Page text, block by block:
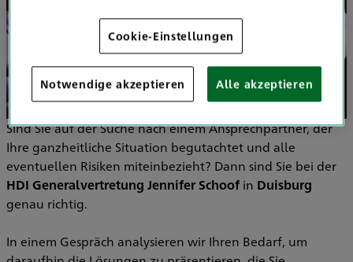
Sind Sie auf der Suche nach einem Ansprechpartner, der
Ihre ganzheitliche Situation begutachtet und alle
eventuellen Risiken miteinbezieht? Dann sind Sie bei der
HDI Generalvertretung Jennifer Schoof in Duisburg
genau richtig.
In einem Gespräch analysieren wir Ihren Bedarf, um
Cookie-Einstellungen
Notwendige akzeptieren Alle akzeptieren